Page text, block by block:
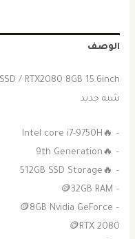
الوصف
/ RTX2080 8GB 15.6inch
شبه جديد
– 🔥Intel core i7-9750H
– 🔥9th Generation
– 🔥512GB SSD Storage
– 🪙32GB RAM
– 🪙8GB Nvidia GeForce
🪙RTX 2080